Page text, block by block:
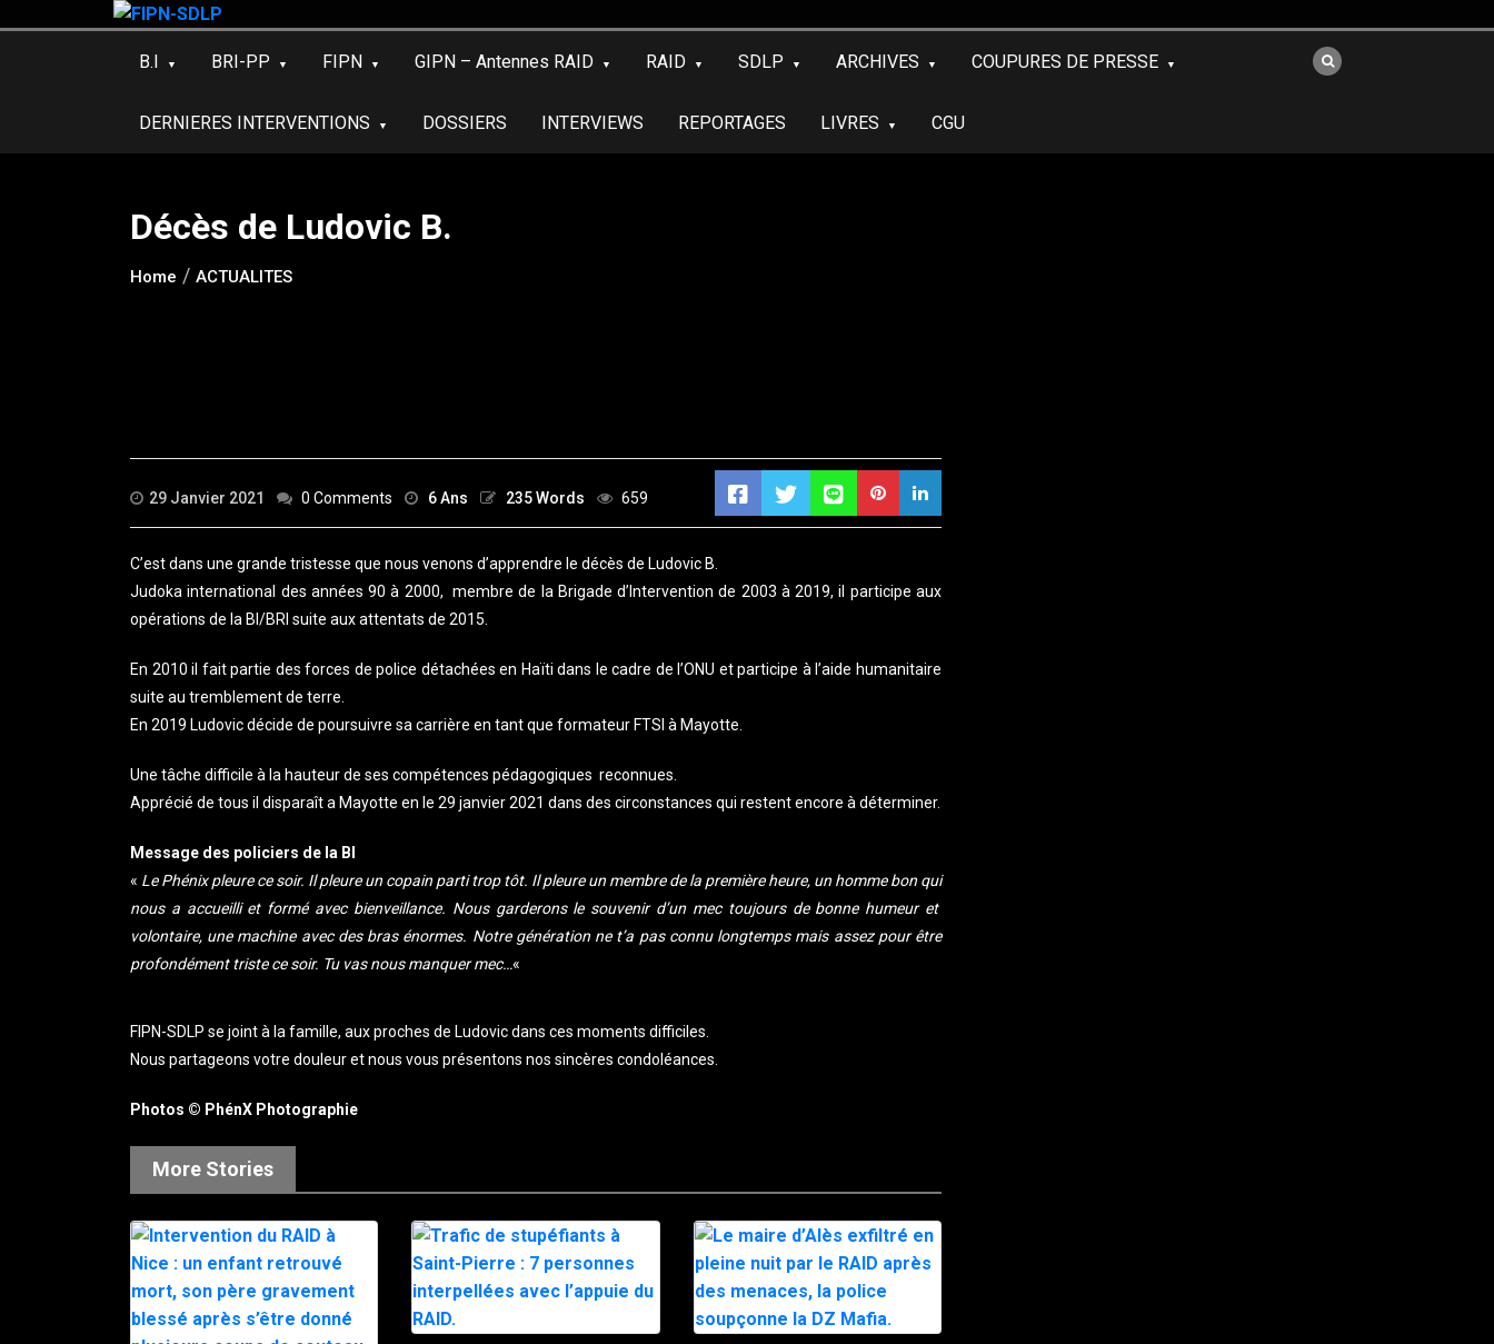
B.I BRI-PP FIPN GIPN – Antennes RAID RAID SDLP ARCHIVES COUPURES DE PRESSE
DERNIERES INTERVENTIONS DOSSIERS INTERVIEWS REPORTAGES LIVRES CGU
Décès de Ludovic B.
Home ACTUALITES
29 Janvier 2021 0 Comments 6 Ans 235 Words 659
C’est dans une grande tristesse que nous venons d’apprendre le décès de Ludovic B.
Judoka international des années 90 à 2000, membre de la Brigade d’Intervention de 2003 à 2019, il participe aux
opérations de la BI/BRI suite aux attentats de 2015.
En 2010 il fait partie des forces de police détachées en Haïti dans le cadre de l’ONU et participe à l’aide humanitaire
suite au tremblement de terre.
En 2019 Ludovic décide de poursuivre sa carrière en tant que formateur FTSI à Mayotte.
Une tâche difficile à la hauteur de ses compétences pédagogiques reconnues.
Apprécié de tous il disparaît a Mayotte en le 29 janvier 2021 dans des circonstances qui restent encore à déterminer.
Message des policiers de la BI
« Le Phénix pleurece soir. Il pleure un copain parti trop tôt. Il pleure un membre de la première heure, un homme bon qui
nous a accueilli et formé avec bienveillance. Nous garderons le souvenir d’un mec toujours de bonne humeur et
volontaire, une machine avec des bras énormes. Notre génération ne t’a pas connu longtemps mais assez pour être
profondément tristece soir. Tu vas nous manquer mec…«
FIPN-SDLP se joint à la famille, aux proches de Ludovic dans ces moments difficiles.
Nous partageons votre douleur et nous vous présentons nos sincères condoléances.
Photos © PhénX Photographie
More Stories